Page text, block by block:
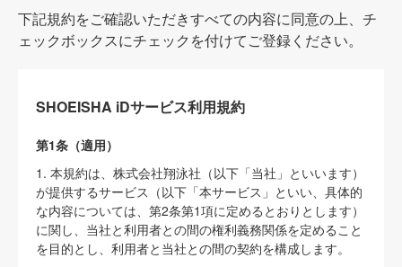
下記規約をご確認いただきすべての内容に同意の上、チ
ェックボックスにチェックを付けてご登録ください。
SHOEISHA iDサービス利用規約
第1条（適用）
1. 本規約は、株式会社翔泳社（以下「当社」といいます）
が提供するサービス（以下「本サービス」といい、具体的
な内容については、第2条第1項に定めるとおりとします）
に関し、当社と利用者との間の権利義務関係を定めること
を目的とし、利用者と当社との間の契約を構成します。